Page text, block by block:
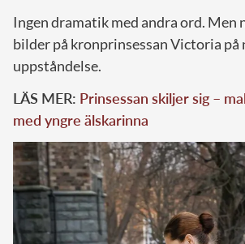
Ingen dramatik med andra ord. Men
bilder på kronprinsessan Victoria på
uppståndelse.
LÄS MER: Prinsessan skiljer sig –
med yngre älskarinna